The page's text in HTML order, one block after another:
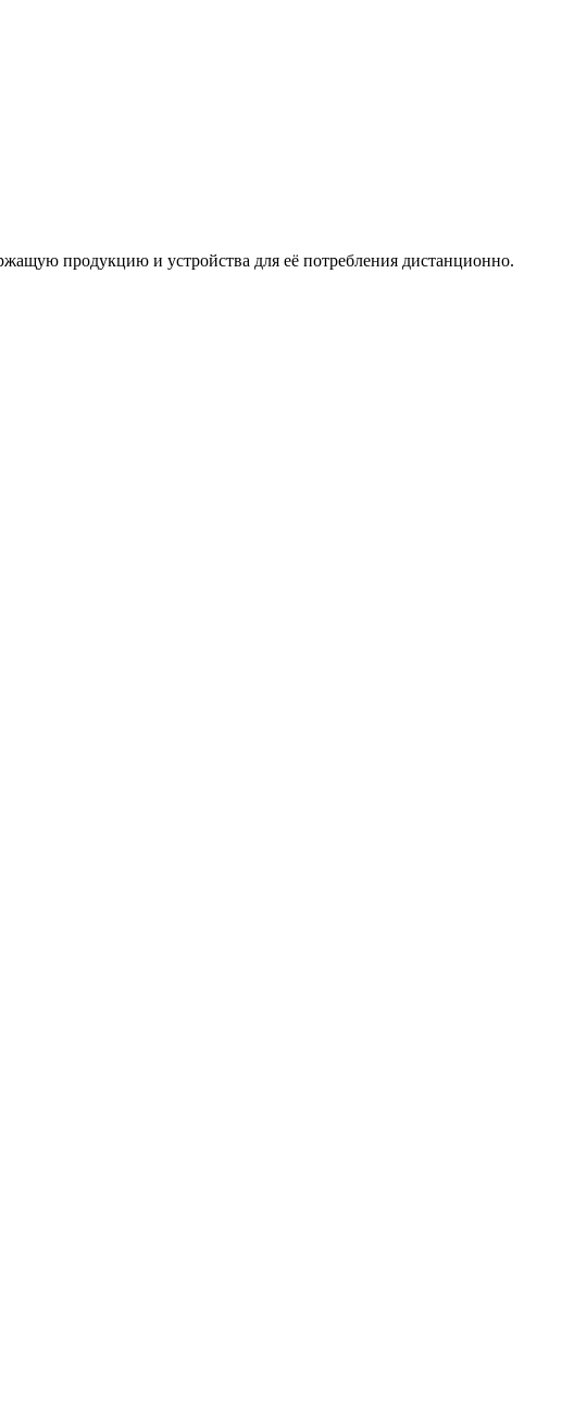
продукцию и устройства для её потребления дистанционно.